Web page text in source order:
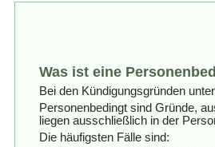
Was ist eine
Bei den Kündigungsgründen
Personenbedingt sind Gründe,
liegen ausschließlich in der
Die häufigsten Fälle sind: